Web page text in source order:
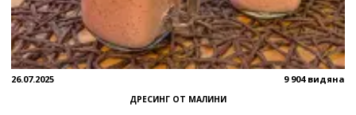
26.07.2025 9 904 видяна
ДРЕСИНГ ОТ МАЛИНИ